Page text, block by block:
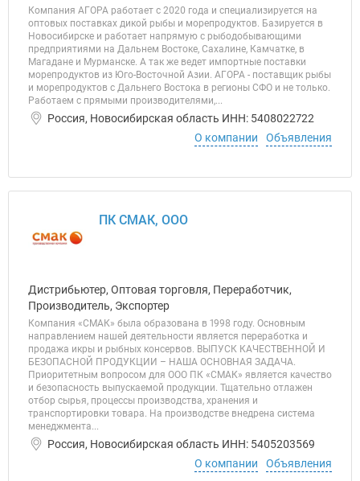
Компания АГОРА работает с 2020 года и специализируется на
оптовых поставках дикой рыбы и морепродуктов. Базируется в
Новосибирске и работает напрямую с рыбодобывающими
предприятиями на Дальнем Востоке, Сахалине, Камчатке, в
Магадане и Мурманске. А так же ведет импортные поставки
морепродуктов из Юго-Восточной Азии. АГОРА - поставщик рыбы
и морепродуктов с Дальнего Востока в регионы СФО и не только.
Работаем с прямыми производителями,...
Россия, Новосибирская область ИНН: 5408022722
О компании
Объявления
ПК СМАК, ООО
Дистрибьютер, Оптовая торговля, Переработчик,
Производитель, Экспортер
Компания «СМАК» была образована в 1998 году. Основным
направлением нашей деятельности является переработка и
продажа икры и рыбных консервов. ВЫПУСК КАЧЕСТВЕННОЙ И
БЕЗОПАСНОЙ ПРОДУКЦИИ – НАША ОСНОВНАЯ ЗАДАЧА.
Приоритетным вопросом для ООО ПК «СМАК» является качество
и безопасность выпускаемой продукции. Тщательно отлажен
отбор сырья, процессы производства, хранения и
транспортировки товара. На производстве внедрена система
менеджмента...
Россия, Новосибирская область ИНН: 5405203569
О компании
Объявления